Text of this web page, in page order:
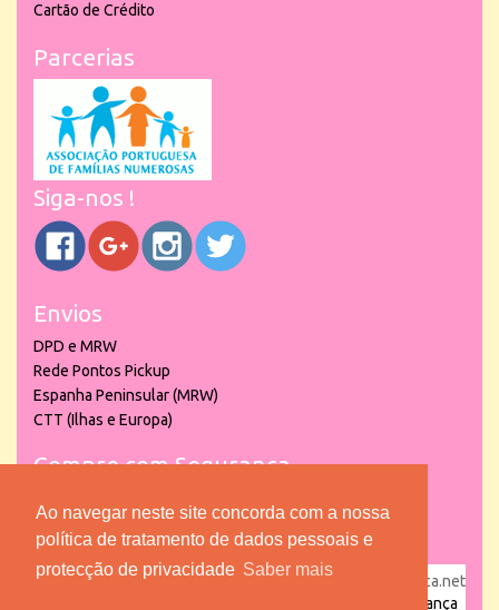
Ao navegar neste site concorda com a nossa
política de tratamento de dados pessoais e
protecção de privacidade Saber mais
Cartão de Crédito
Parcerias
Siga-nos !
Envios
DPD e MRW
Rede Pontos Pickup
Espanha Peninsular (MRW)
CTT (Ilhas e Europa)
Compre com Segurança
powered by puber!a | © 2026 Copyright www.lojadacrianca.net
Loja da Criança